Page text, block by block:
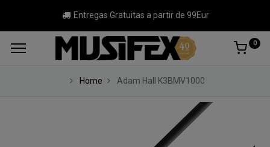
Entregas Gratuitas a partir de 99Eur
0
Home Adam Hall K3BMV1000